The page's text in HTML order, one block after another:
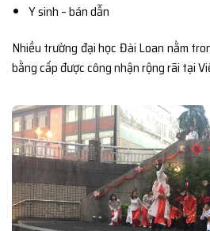
Y sinh – bán dẫn
Nhiều trường đại học Đài Loan nằm
bằng cấp được công nhận rộng rãi tại